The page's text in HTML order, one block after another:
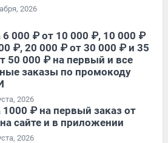
2026
000 ₽ от 10 000 ₽, 10 000 ₽
₽, 20 000 ₽ от 30 000 ₽ и 35
50 000 ₽ на первый и все
заказы по промокоду
2026
₽ на первый заказ от
сайте и в приложении
2026